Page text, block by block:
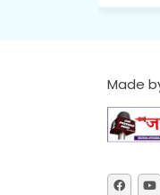
Made